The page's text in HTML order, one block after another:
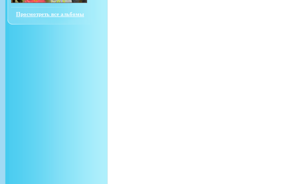
Просмотреть все альбомы